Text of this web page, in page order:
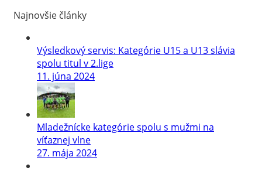
Najnovšie články
Výsledkový servis: Kategórie U15 a U13 slávia
spolu titul v 2.lige
11. júna 2024
Mladežnícke kategórie spolu s mužmi na
víťaznej vlne
27. mája 2024